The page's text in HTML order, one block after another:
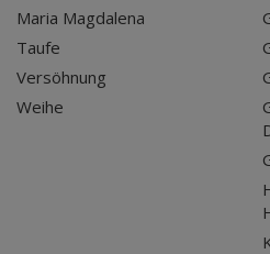
Maria Magdalena
Taufe
Versöhnung
Weihe